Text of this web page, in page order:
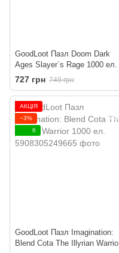
GoodLoot Пазл Doom Dark
Ages Slayer`s Rage 1000 ел.
727 грн 749 грн
АКЦІЯ
−3%
6
GoodLoot Пазл Imagination:
Blend Cota The Illyrian Warrior